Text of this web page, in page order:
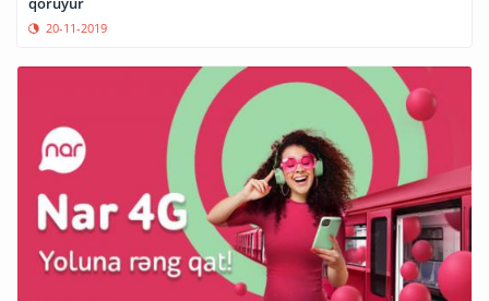
20-11-2019